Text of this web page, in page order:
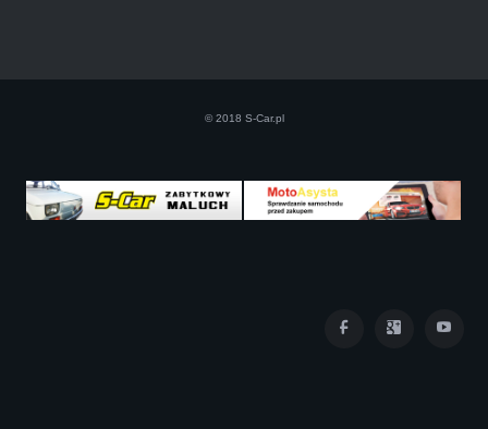
naprawde ludzki, nie zdziera, nie oszukuje.
© 2018 S-Car.pl